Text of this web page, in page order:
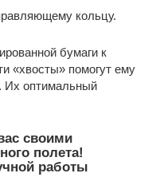
кольцу.
бумаги к
«хвосты» помогут ему
Их оптимальный
своими
полета!
работы